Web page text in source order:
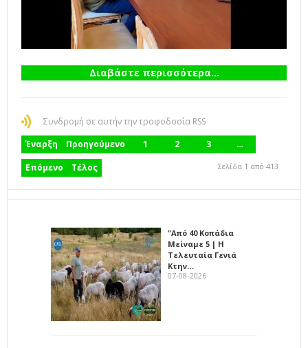
Διαβάστε περισσότερα...
Συνδρομή σε αυτήν την τροφοδοσία RSS
Έναρξη
Προηγούμενο 1 2 3
…
Επόμενο
Τέλος Σελίδα 1 από 413
"Από 40 Κοπάδια
Μείναμε 5 | Η
Τελευταία Γενιά
Κτην…
07-08-2026